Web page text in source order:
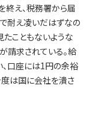
終え、税務署から届
耐え凌いだはずなの
たこともないような
請求されている。給
口座には1円の余裕
度は国に会社を潰さ